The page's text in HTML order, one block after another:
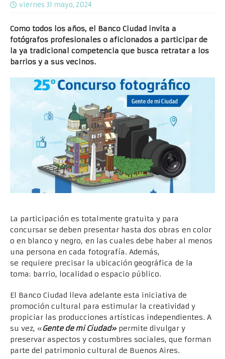
viernes 31 mayo, 2024
Como todos los años, el Banco Ciudad invita a
fotógrafos profesionales o aficionados a participar de
la ya tradicional competencia que busca retratar a los
barrios y a sus vecinos.
La participación es totalmente gratuita y para
concursar se deben presentar hasta dos obras en color
o en blanco y negro, en las cuales debe haber al menos
una persona en cada fotografía. Además,
se requiere precisar la ubicación geográfica de la
toma: barrio, localidad o espacio público.
El Banco Ciudad lleva adelante esta iniciativa de
promoción cultural para estimular la creatividad y
propiciar las producciones artísticas independientes. A
su vez, «Gente de mi Ciudad»permite divulgar y
preservar aspectos y costumbres sociales, que forman
parte del patrimonio cultural de Buenos Aires.